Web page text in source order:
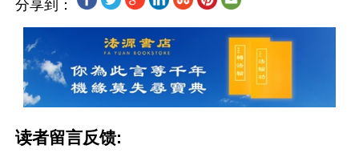
分享到：
读者留言反馈: